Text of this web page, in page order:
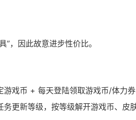
”，因此故意进步性价比。
游戏币 + 每天登陆领取游戏币/体力券
务更新等级，按等级解开游戏币、皮